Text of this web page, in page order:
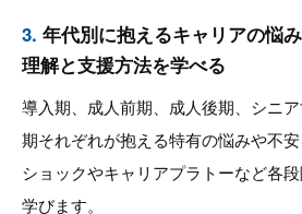
3. 年代別に抱えるキャリアの悩
理解と支援方法を学べる
導入期、成人前期、成人後期、シニ
期それぞれが抱える特有の悩みや不
ショックやキャリアプラトーなど各
学びます。